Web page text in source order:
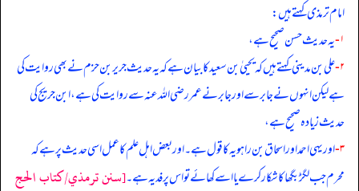
امام ترمذی کہتے ہیں:
۱- یہ حدیث حسن صحیح ہے،
۲- علی بن مدینی کہتے ہیں کہ یحییٰ بن سعید کا بیان ہے کہ یہ حدیث جریر بن حزم نے بھی روایت کی
ہے لیکن انہوں نے جابر سے اور جابر نے عمر رضی الله عنہ سے روایت کی ہے، ابن جریج کی
حدیث زیادہ صحیح ہے،
۳- اور یہی احمد اور اسحاق بن راہویہ کا قول ہے۔ اور بعض اہل علم کا عمل اسی حدیث پر ہے کہ
محرم جب لگڑ بگھا کا شکار کرے یا اسے کھائے تو اس پر فدیہ ہے۔[سنن ترمذي/كتاب الحج